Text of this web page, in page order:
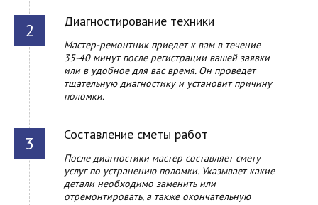
Диагностирование техники
Мастер-ремонтник приедет к вам в течение
35-40 минут после регистрации вашей заявки
или в удобное для вас время. Он проведет
тщательную диагностику и установит причину
поломки.
Составление сметы работ
После диагностики мастер составляет смету
услуг по устранению поломки. Указывает какие
детали необходимо заменить или
отремонтировать, а также окончательную